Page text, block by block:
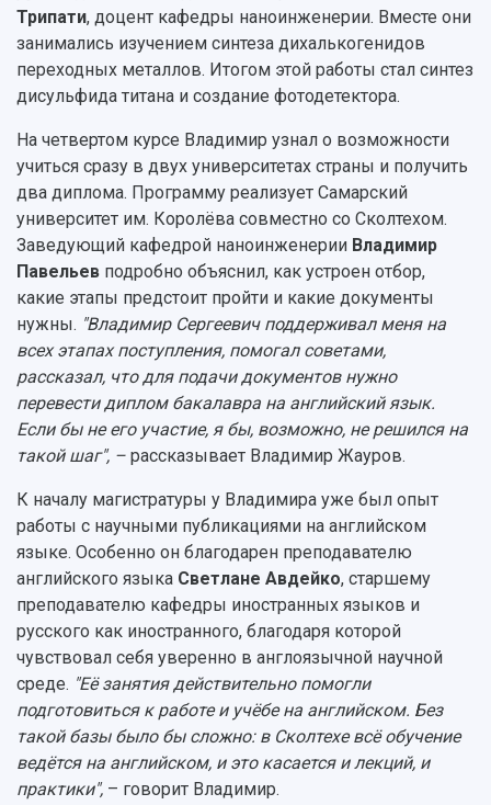
Фирменный стиль
Устойчивое развитие
Кампус
3D-тур по университету
Музеи
Учебный аэродром
Центр истории авиационных двигателей
Ботанический сад
Умный дом бабочек
Международный межвузовский кампус
Сведения об образовательной организации
Официальные документы
Библиотека
Видеолекции
Противодействие COVID-19
Областной конкурс "Молодой учёный"
Отчеты о научно-исследовательской
деятельности
Журналы Самарского университета
Научные конференции
Патенты
Публикации и издания
Отчеты о проведенных конференциях
Трипати, доцент кафедры наноинженерии. Вместе они
занимались изучением синтеза дихалькогенидов
переходных металлов. Итогом этой работы стал синтез
дисульфида титана и создание фотодетектора.
На четвертом курсе Владимир узнал о возможности
учиться сразу в двух университетах страны и получить
два диплома. Программу реализует Самарский
университет им. Королёва совместно со Сколтехом.
Заведующий кафедрой наноинженерии Владимир
Павельев подробно объяснил, как устроен отбор,
какие этапы предстоит пройти и какие документы
нужны. "Владимир Сергеевич поддерживал меня на
всех этапах поступления, помогал советами,
рассказал, что для подачи документов нужно
перевести диплом бакалавра на английский язык.
Если бы не его участие, я бы, возможно, не решился на
такой шаг", – рассказывает Владимир Жауров.
К началу магистратуры у Владимира уже был опыт
работы с научными публикациями на английском
языке. Особенно он благодарен преподавателю
английского языка Светлане Авдейко, старшему
преподавателю кафедры иностранных языков и
русского как иностранного, благодаря которой
чувствовал себя уверенно в англоязычной научной
среде. "Её занятия действительно помогли
подготовиться к работе и учёбе на английском. Без
такой базы было бы сложно: в Сколтехе всё обучение
ведётся на английском, и это касается и лекций, и
практики", – говорит Владимир.